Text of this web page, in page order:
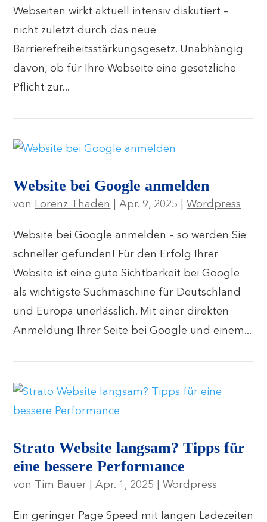
Webseiten wirkt aktuell intensiv diskutiert –
nicht zuletzt durch das neue
Barrierefreiheitsstärkungsgesetz. Unabhängig
davon, ob für Ihre Webseite eine gesetzliche
Pflicht zur...
Website bei Google anmelden
von Lorenz Thaden |Apr. 9, 2025 |Wordpress
Website bei Google anmelden – so werden Sie
schneller gefunden! Für den Erfolg Ihrer
Website ist eine gute Sichtbarkeit bei Google
als wichtigste Suchmaschine für Deutschland
und Europa unerlässlich. Mit einer direkten
Anmeldung Ihrer Seite bei Google und einem...
Strato Website langsam? Tipps für
eine bessere Performance
von Tim Bauer |Apr. 1, 2025 |Wordpress
Ein geringer Page Speed mit langen Ladezeiten